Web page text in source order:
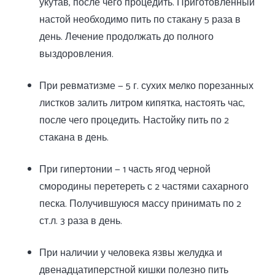
настой необходимо пить по стакану 5 раза в
день. Лечение продолжать до полного
выздоровления.
При ревматизме — 5 г. сухих мелко порезанных
листков залить литром кипятка, настоять час,
после чего процедить. Настойку пить по 2
стакана в день.
При гипертонии — 1 часть ягод черной
смородины перетереть с 2 частями сахарного
песка. Получившуюся массу принимать по 2
ст.л. 3 раза в день.
При наличии у человека язвы желудка и
двенадцатиперстной кишки полезно пить